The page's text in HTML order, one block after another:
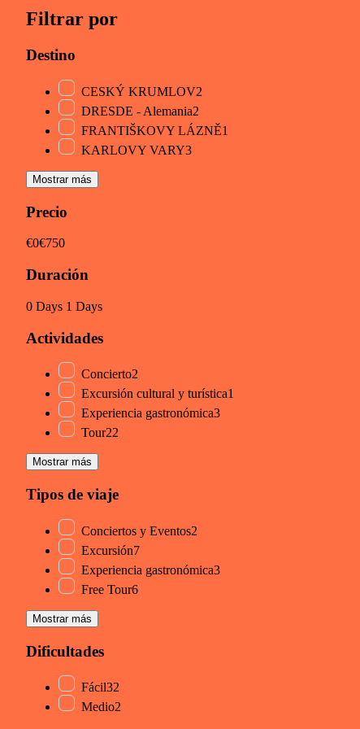
Filtrar por
Destino
CESKÝ KRUMLOV2
DRESDE - Alemania2
FRANTIŠKOVY LÁZNĚ1
KARLOVY VARY3
Mostrar más
Precio
€0€750
Duración
0 Days 1 Days
Actividades
Concierto2
Excursión cultural y turística1
Experiencia gastronómica3
Tour22
Mostrar más
Tipos de viaje
Conciertos y Eventos2
Excursión7
Experiencia gastronómica3
Free Tour6
Mostrar más
Dificultades
Fácil32
Medio2